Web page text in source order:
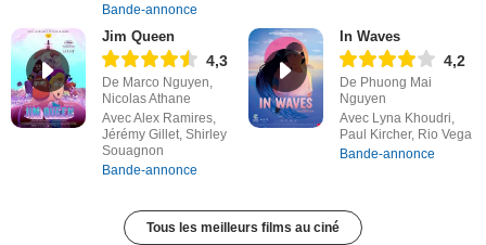
Bande-annonce
Jim Queen
4,3
De Marco Nguyen,
Nicolas Athane
Avec Alex Ramires,
Jérémy Gillet, Shirley
Souagnon
Bande-annonce
In Waves
4,2
De Phuong Mai
Nguyen
Avec Lyna Khoudri,
Paul Kircher, Rio Vega
Bande-annonce
Tous les meilleurs films au ciné